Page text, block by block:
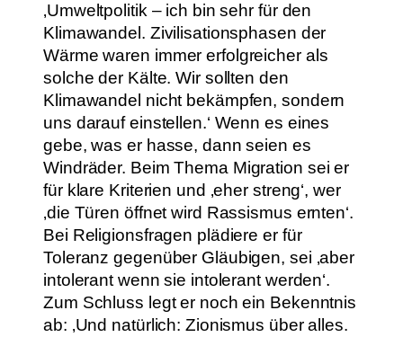
‚Umweltpolitik – ich bin sehr für den
Klimawandel. Zivilisationsphasen der
Wärme waren immer erfolgreicher als
solche der Kälte. Wir sollten den
Klimawandel nicht bekämpfen, sondern
uns darauf einstellen.‘ Wenn es eines
gebe, was er hasse, dann seien es
Windräder. Beim Thema Migration sei er
für klare Kriterien und ‚eher streng‘, wer
‚die Türen öffnet wird Rassismus ernten‘.
Bei Religionsfragen plädiere er für
Toleranz gegenüber Gläubigen, sei ‚aber
intolerant wenn sie intolerant werden‘.
Zum Schluss legt er noch ein Bekenntnis
ab: ‚Und natürlich: Zionismus über alles.